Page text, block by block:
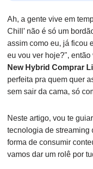
Ah, a gente vive em
Chill’ não é só um
assim como eu, já ficou
eu vou ver hoje?",
New Hybrid Comprar
perfeita pra quem quer
sem sair da cama, só
Neste artigo, vou te
tecnologia de streaming
forma de consumir
vamos dar um rolê por